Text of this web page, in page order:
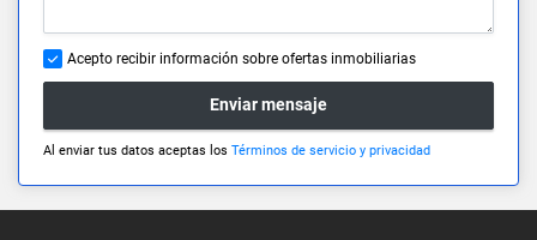
Acepto recibir información sobre ofertas inmobiliarias
Enviar mensaje
Al enviar tus datos aceptas los Términos de servicio y privacidad